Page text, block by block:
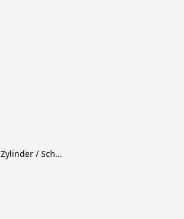
Elektronische Zylinder / Schließsysteme